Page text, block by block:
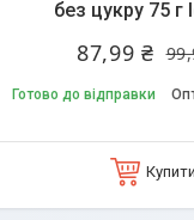
без цукру 75 г
87,99 ₴
Готово до відправки
Купити